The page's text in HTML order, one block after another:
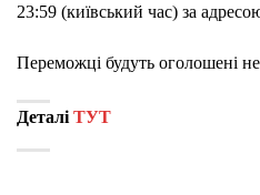
23:59 (київський час) за
Переможці будуть оголошені
Деталі ТУТ